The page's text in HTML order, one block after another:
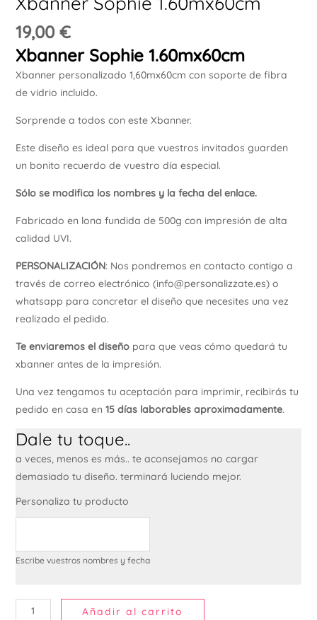
19,00 €
Xbanner Sophie 1.60mx60cm
Xbanner personalizado 1,60mx60cm con soporte de fibra
de vidrio incluido.
Sorprende a todos con este Xbanner.
Este diseño es ideal para que vuestros invitados guarden
un bonito recuerdo de vuestro día especial.
Sólo se modifica los nombres y la fecha del enlace.
Fabricado en lona fundida de 500g con impresión de alta
calidad UVI.
PERSONALIZACIÓN: Nos pondremos en contacto contigo a
través de correo electrónico (info@personalizzate.es) o
whatsapp para concretar el diseño que necesites una vez
realizado el pedido.
Te enviaremos el diseñopara que veas cómo quedará tu
xbanner antes de la impresión.
Una vez tengamos tu aceptación para imprimir, recibirás tu
pedido en casa en 15 días laborables aproximadamente.
Dale tu toque..
a veces, menos es más.. te aconsejamos no cargar
demasiado tu diseño. terminará luciendo mejor.
Personaliza tu producto
Escribe vuestros nombres y fecha
Añadir al carrito